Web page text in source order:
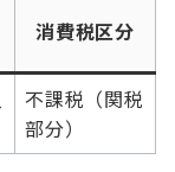
消費税区分
不課税（関税
部分）